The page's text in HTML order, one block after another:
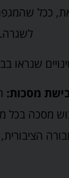
ככל
לשגרה.
שנראו
מסכות:
מסכה בכל